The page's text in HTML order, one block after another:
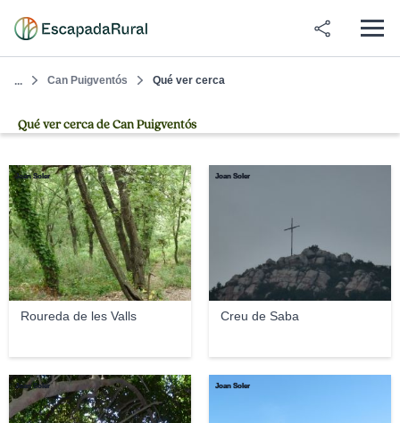
... Can Puigventós Qué ver cerca
Qué ver cerca de Can Puigventós
Roureda de les Valls
Joan Soler
Creu de Saba
Joan Soler
Joan Soler Joan Soler